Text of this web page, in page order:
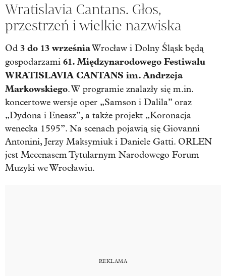
Wratislavia Cantans. Głos,
przestrzeń i wielkie nazwiska
Od 3 do 13 wrześniaWrocław i Dolny Śląsk będą
gospodarzami 61. Międzynarodowego Festiwalu
WRATISLAVIA CANTANS im. Andrzeja
Markowskiego. W programie znalazły się m.in.
koncertowe wersje oper „Samson i Dalila” oraz
„Dydona i Eneasz”, a także projekt „Koronacja
wenecka 1595”. Na scenach pojawią się Giovanni
Antonini, Jerzy Maksymiuk i Daniele Gatti. ORLEN
jest Mecenasem Tytularnym Narodowego Forum
Muzyki we Wrocławiu.